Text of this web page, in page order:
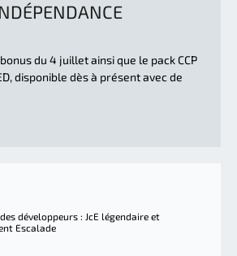
du 4 juillet ainsi que le pack CCP
disponible dès à présent avec de
développeurs : JcE légendaire et
Escalade